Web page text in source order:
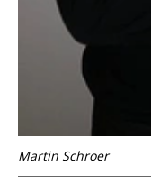
Martin Schroer